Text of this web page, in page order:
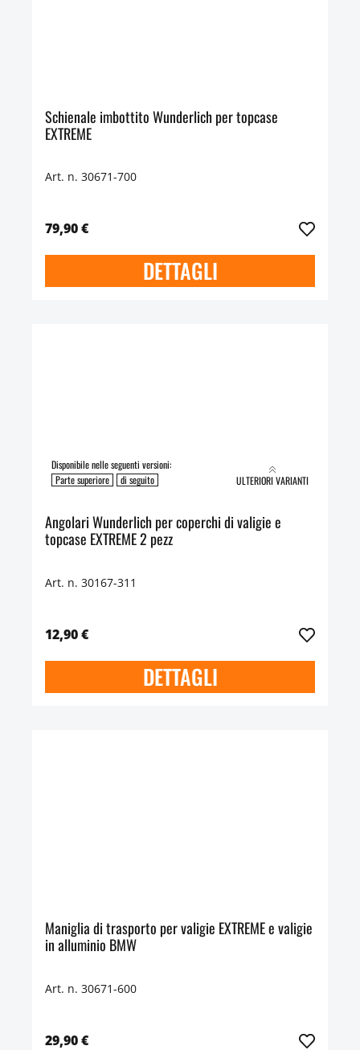
Schienale imbottito Wunderlich per topcase
EXTREME
Art. n. 30671-700
79,90 €
DETTAGLI
Disponibile nelle seguenti versioni:
Parte superiore
di seguito ULTERIORI VARIANTI
Angolari Wunderlich per coperchi di valigie e
topcase EXTREME 2 pezz
Art. n. 30167-311
12,90 €
DETTAGLI
Maniglia di trasporto per valigie EXTREME e valigie
in alluminio BMW
Art. n. 30671-600
29,90 €